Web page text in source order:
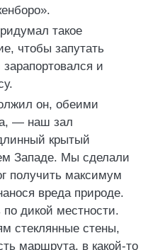
такое
чтобы запутать
и
он, обеими
— наш зал
крытый
Западе. Мы сделали
получить максимум
вреда природе.
дикой местности.
стеклянные стены,
маршрута, в какой-то